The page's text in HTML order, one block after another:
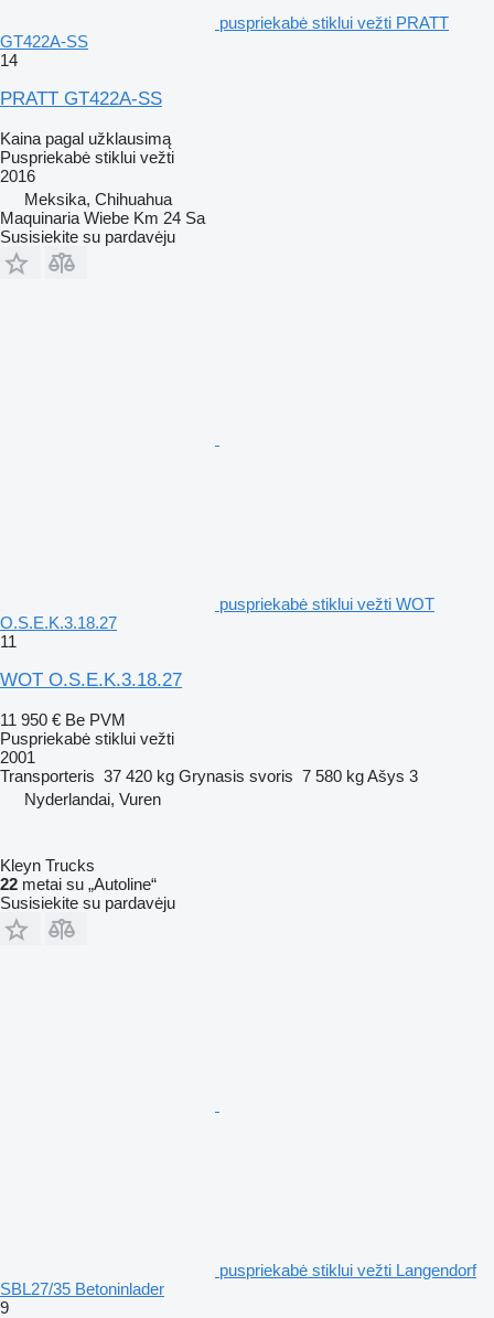
puspriekabė stiklui vežti PRATT
GT422A-SS
14
PRATT GT422A-SS
Kaina pagal užklausimą
Puspriekabė stiklui vežti
2016
Meksika, Chihuahua
Maquinaria Wiebe Km 24 Sa
Susisiekite su pardavėju
puspriekabė stiklui vežti WOT
O.S.E.K.3.18.27
11
WOT O.S.E.K.3.18.27
11 950 € Be PVM
Puspriekabė stiklui vežti
2001
Transporteris 37 420 kg Grynasis svoris 7 580 kgAšys 3
Nyderlandai, Vuren
Kleyn Trucks
22 metai su „Autoline“
Susisiekite su pardavėju
puspriekabė stiklui vežti Langendorf
SBL27/35 Betoninlader
9